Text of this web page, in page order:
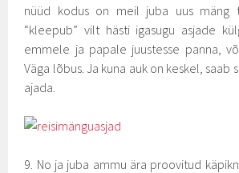
nüüd kodus on meil juba uus mäng
“kleepub” vilt hästi igasugu asjade
emmele ja papale juustesse panna,
Väga lõbus. Ja kuna auk on keskel, saab
ajada.
9. No ja juba ammu ära proovitud